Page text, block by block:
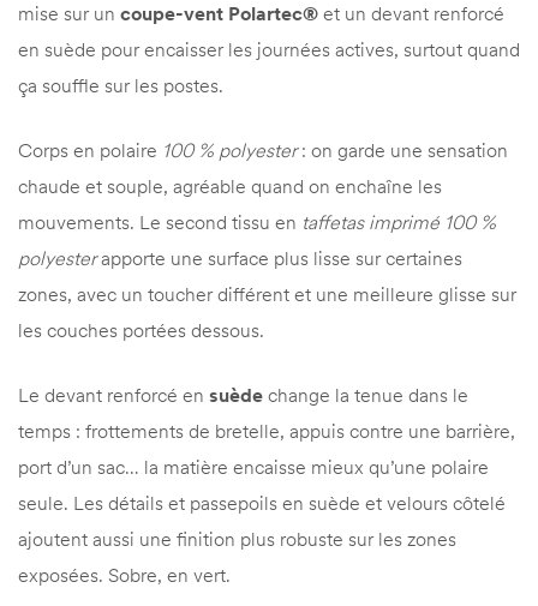
mise sur un coupe-vent Polartec® et un devant renforcé
en suède pour encaisser les journées actives, surtout quand
ça souffle sur les postes.
Corps en polaire 100 % polyester: on garde une sensation
chaude et souple, agréable quand on enchaîne les
mouvements. Le second tissu en taffetas imprimé 100 %
polyesterapporte une surface plus lisse sur certaines
zones, avec un toucher différent et une meilleure glisse sur
les couches portées dessous.
Le devant renforcé en suède change la tenue dans le
temps : frottements de bretelle, appuis contre une barrière,
port d’un sac… la matière encaisse mieux qu’une polaire
seule. Les détails et passepoils en suède et velours côtelé
ajoutent aussi une finition plus robuste sur les zones
exposées. Sobre, en vert.